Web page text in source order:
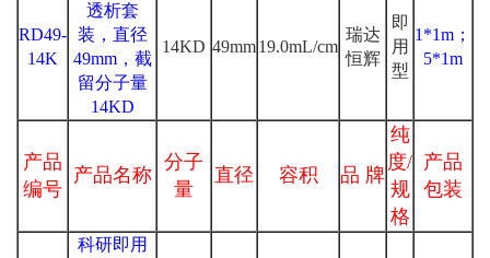
RD49-
14K
透析套
装，直径
49mm，截
留分子量
14KD
14KD 49mm19.0mL/cm
瑞达
恒辉
即
用
型
1*1m；
5*1m
产品
编号
产品名称
分子
量
直径 容积 品 牌
纯
度/
规
格
产品
包装
科研即用